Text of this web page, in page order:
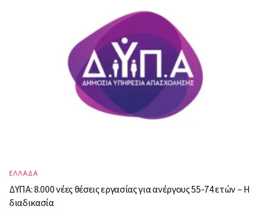
ΕΛΛΑΔΑ
ΔΥΠΑ: 8.000 νέες θέσεις εργασίας για ανέργους 55-74 ετών – Η
διαδικασία